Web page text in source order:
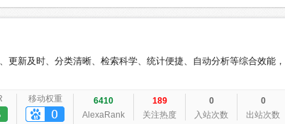
更新及时、分类清晰、检索科学、统计便捷、自动分析等综合效能
移动权重
6410
AlexaRank
189
关注热度
0
入站次数
0
出站次数